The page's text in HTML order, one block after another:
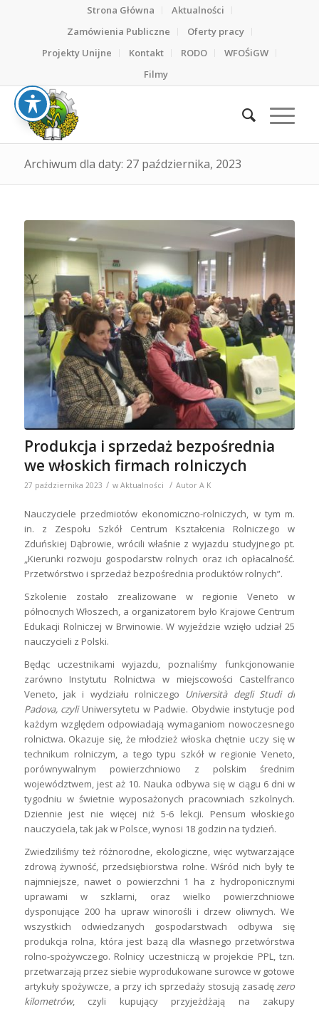
Strona Główna
Aktualności
Zamówienia Publiczne
Oferty pracy
Projekty Unijne
Kontakt RODO
WFOŚiGW
Filmy
Archiwum dla daty: 27 października, 2023
Produkcja i sprzedaż bezpośrednia
we włoskich firmach rolniczych
27 października 2023 / w Aktualności / Autor A K
Nauczyciele przedmiotów ekonomiczno-rolniczych, w tym m.
in. z Zespołu Szkół Centrum Kształcenia Rolniczego w
Zduńskiej Dąbrowie, wrócili właśnie z wyjazdu studyjnego pt.
„Kierunki rozwoju gospodarstw rolnych oraz ich opłacalność.
Przetwórstwo i sprzedaż bezpośrednia produktów rolnych”.
Szkolenie zostało zrealizowane w regionie Veneto w
północnych Włoszech, a organizatorem było Krajowe Centrum
Edukacji Rolniczej w Brwinowie. W wyjeździe wzięło udział 25
nauczycieli z Polski.
Będąc uczestnikami wyjazdu, poznaliśmy funkcjonowanie
zarówno Instytutu Rolnictwa w miejscowości Castelfranco
Veneto, jak i wydziału rolniczego Università degli Studi di
Padova, czyliUniwersytetu w Padwie. Obydwie instytucje pod
każdym względem odpowiadają wymaganiom nowoczesnego
rolnictwa. Okazuje się, że młodzież włoska chętnie uczy się w
technikum rolniczym, a tego typu szkół w regionie Veneto,
porównywalnym powierzchniowo z polskim średnim
województwem, jest aż 10. Nauka odbywa się w ciągu 6 dni w
tygodniu w świetnie wyposażonych pracowniach szkolnych.
Dziennie jest nie więcej niż 5-6 lekcji. Pensum włoskiego
nauczyciela, tak jak w Polsce, wynosi 18 godzin na tydzień.
Zwiedziliśmy też różnorodne, ekologiczne, więc wytwarzające
zdrową żywność, przedsiębiorstwa rolne. Wśród nich były te
najmniejsze, nawet o powierzchni 1 ha z hydroponicznymi
uprawami w szklarni, oraz wielko powierzchniowe
dysponujące 200 ha upraw winorośli i drzew oliwnych. We
wszystkich odwiedzanych gospodarstwach odbywa się
produkcja rolna, która jest bazą dla własnego przetwórstwa
rolno-spożywczego. Rolnicy uczestniczą w projekcie PPL, tzn.
przetwarzają przez siebie wyprodukowane surowce w gotowe
artykuły spożywcze, a przy ich sprzedaży stosują zasadęzero
kilometrów, czyli kupujący przyjeżdżają na zakupy